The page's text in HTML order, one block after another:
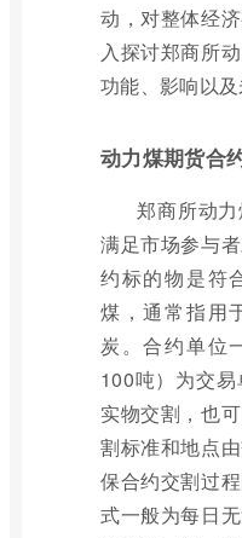
动，对整体经
入探讨郑商所
功能、影响以及
动力煤期货合
郑商所动
满足市场参与
约标的物是符
煤，通常指用
炭。合约单位
100吨）为交
实物交割，也
割标准和地点
保合约交割过
式一般为每日